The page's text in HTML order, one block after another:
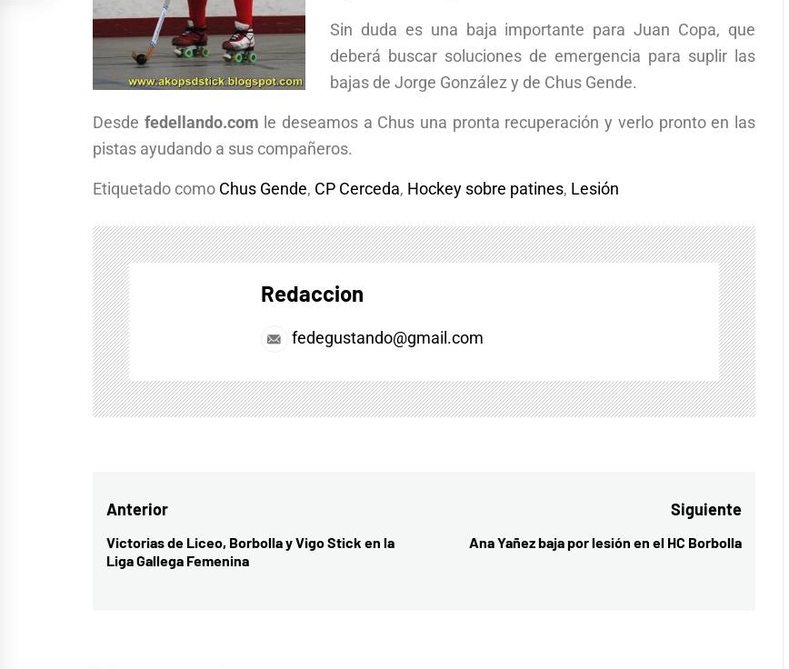
Sin duda es una baja importante para Juan Copa, que
deberá buscar soluciones de emergencia para suplir las
bajas de Jorge González y de Chus Gende.
Desde fedellando.com le deseamos a Chus una pronta recuperación y verlo pronto en las
pistas ayudando a sus compañeros.
Etiquetado como Chus Gende, CP Cerceda, Hockey sobre patines, Lesión
Redaccion
fedegustando@gmail.com
Navegación
de
entradas
Anterior
Entrada
anterior:
Victorias de Liceo, Borbolla y Vigo Stick en la
Liga Gallega Femenina
Siguiente
Entrada
Ana Yañez baja por lesión en el HC Borbolla